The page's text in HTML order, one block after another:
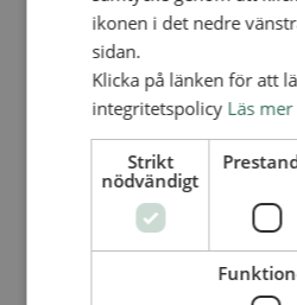
Lediga tjänster
FÖR FÖRSAMLINGAR
FÖRDJUPNING OCH
Apollos –
Smågrupper
Skapelse och miljö
Gudstjänst
Vänförsamling
För barns bästa
ikonen i det nedre
sidan.
Klicka på länken för att
integritetspolicy Läs mer
Strikt
nödvändigt